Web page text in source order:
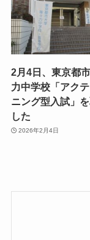
2月4日、東京都
力中学校「アク
ニング型入試」
した
2026年2月4日